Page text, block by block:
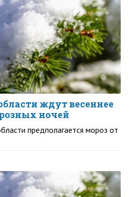
ждут весеннее
ночей
предполагается мороз от